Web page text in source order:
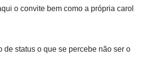
o convite bem como a própria carol
de status o que se percebe não ser o